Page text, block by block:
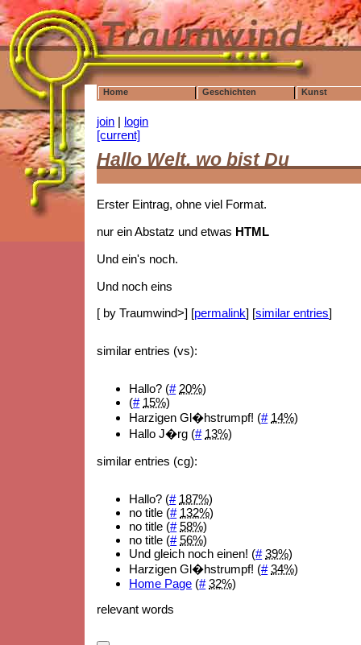
Home Geschichten Kunst
join | login
[current]
Hallo Welt, wo bist Du
Erster Eintrag, ohne viel Format.
nur ein Abstatz und etwas HTML
Und ein's noch.
Und noch eins
[ by Traumwind>] [permalink] [similar entries]
similar entries (vs):
Hallo? (# 20%)
(# 15%)
Harzigen Gl�hstrumpf! (# 14%)
Hallo J�rg (# 13%)
similar entries (cg):
Hallo? (# 187%)
no title (# 132%)
no title (# 58%)
no title (# 56%)
Und gleich noch einen! (# 39%)
Harzigen Gl�hstrumpf! (# 34%)
Home Page (# 32%)
relevant words